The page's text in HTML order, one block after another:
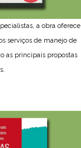
a obra oferece
serviços de manejo de
as principais propostas